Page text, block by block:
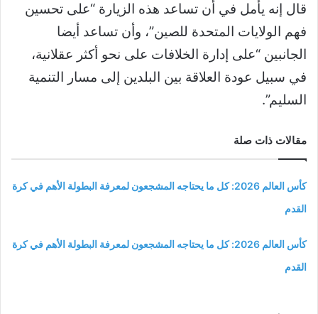
قال إنه يأمل في أن تساعد هذه الزيارة “على تحسين
فهم الولايات المتحدة للصين”، وأن تساعد أيضا
الجانبين “على إدارة الخلافات على نحو أكثر عقلانية،
في سبيل عودة العلاقة بين البلدين إلى مسار التنمية
السليم”.
مقالات ذات صلة
كأس العالم 2026: كل ما يحتاجه المشجعون لمعرفة البطولة الأهم في كرة
القدم
كأس العالم 2026: كل ما يحتاجه المشجعون لمعرفة البطولة الأهم في كرة
القدم